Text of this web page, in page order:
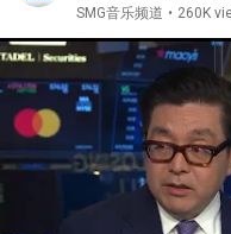
SMG音乐频道 • 260K